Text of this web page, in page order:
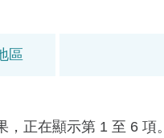
區
，正在顯示第 1 至 6 項。